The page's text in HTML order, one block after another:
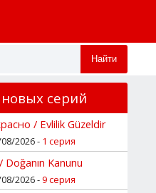
Найти
серий
/ Evlilik Güzeldir
2026 - 1 серия
Kanunu
2026 -9 серия